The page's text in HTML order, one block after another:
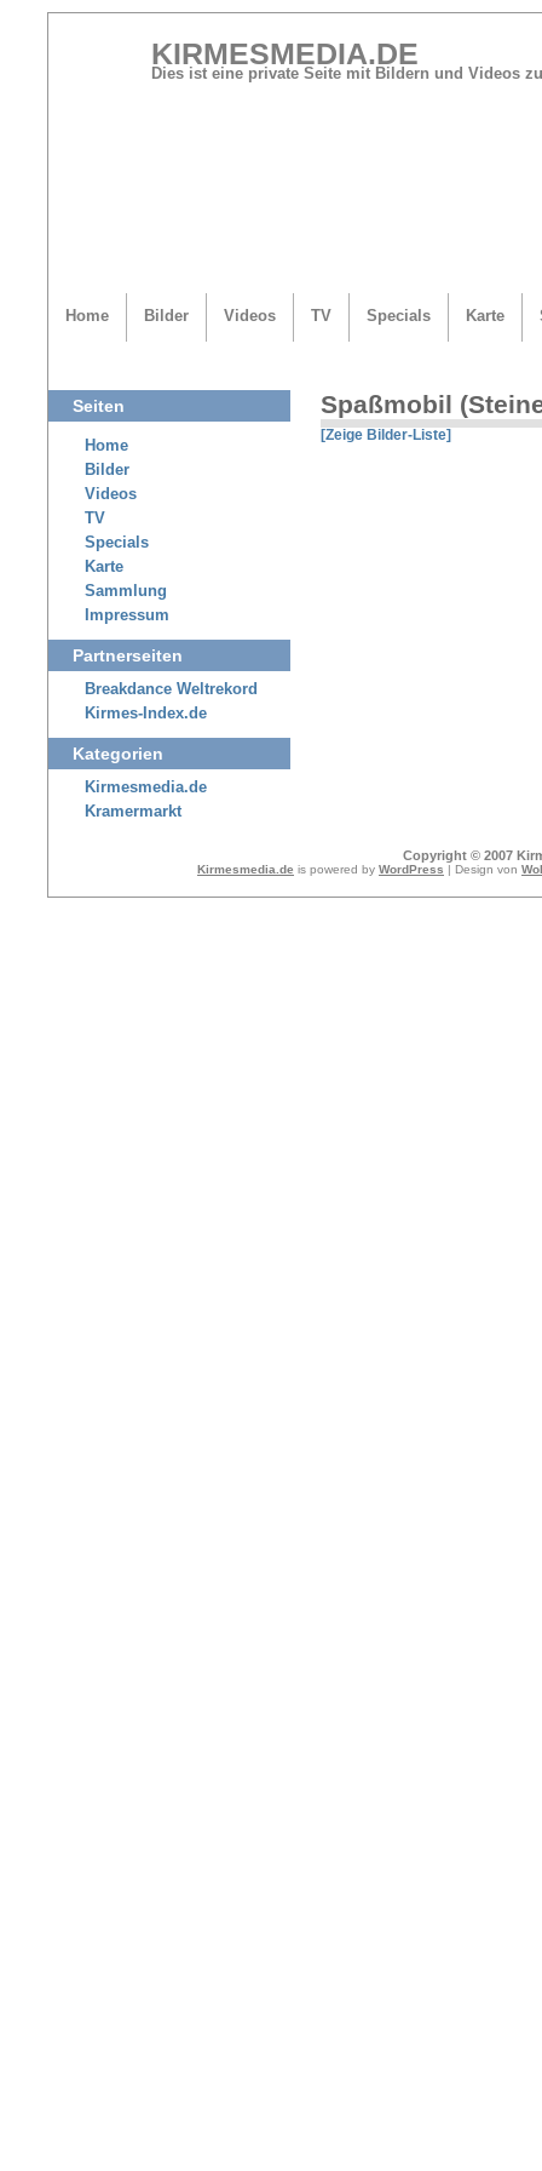
KIRMESMEDIA.DE
Dies ist eine private Seite mit Bildern und Videos
Home Bilder Videos TV Specials Karte
Spaßmobil
[Zeige Bilder-Liste]
Seiten
Home
Bilder
Videos
TV
Specials
Karte
Sammlung
Impressum
Partnerseiten
Breakdance Weltrekord
Kirmes-Index.de
Kategorien
Kirmesmedia.de
Kramermarkt
Copyright © 2007
Kirmesmedia.de is powered by WordPress | Design von